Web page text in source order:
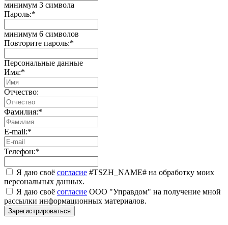
минимум 3 символа
Пароль:*
минимум 6 символов
Повторите пароль:*
Персональные данные
Имя:*
Отчество:
Фамилия:*
E-mail:*
Телефон:*
Я даю своё согласие #TSZH_NAME# на обработку моих
персональных данных.
Я даю своё согласие ООО "Управдом" на получение мной
рассылки информационных материалов.